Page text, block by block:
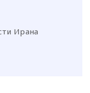
Ирана